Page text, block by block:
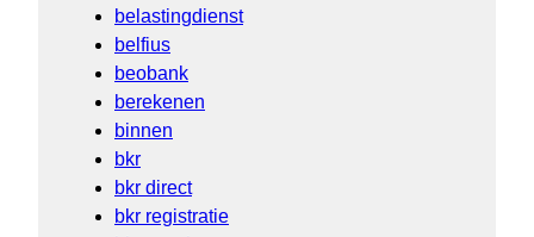
belastingdienst
belfius
beobank
berekenen
binnen
bkr
bkr direct
bkr registratie